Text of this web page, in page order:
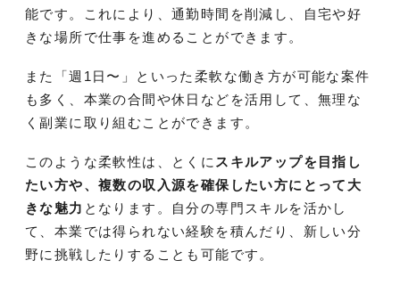
能です。これにより、通勤時間を削減し、自宅や好
きな場所で仕事を進めることができます。
また「週1日〜」といった柔軟な働き方が可能な案件
も多く、本業の合間や休日などを活用して、無理な
く副業に取り組むことができます。
このような柔軟性は、とくに スキルアップを目指し
たい方や、複数の収入源を確保したい方にとって大
きな魅力 となります。自分の専門スキルを活かし
て、本業では得られない経験を積んだり、新しい分
野に挑戦したりすることも可能です。